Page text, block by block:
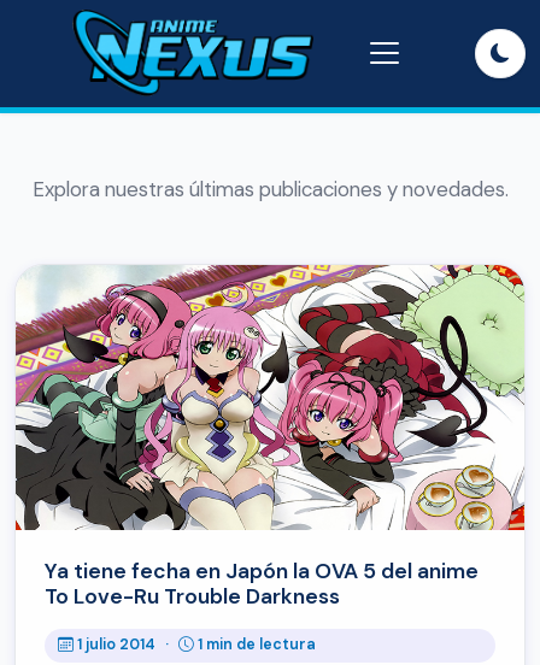
Explora nuestras últimas publicaciones y novedades.
Ya tiene fecha en Japón la OVA 5 del anime
To Love-Ru Trouble Darkness
1 julio 2014 · 1 min de lectura